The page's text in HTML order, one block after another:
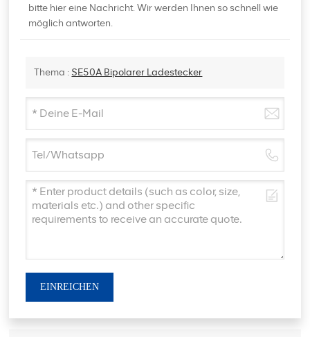
bitte hier eine Nachricht. Wir werden Ihnen so schnell wie
möglich antworten.
Thema : SE50A Bipolarer Ladestecker
EINREICHEN